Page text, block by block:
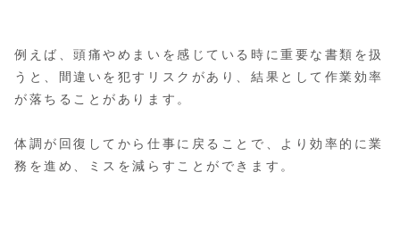
例えば、頭痛やめまいを感じている時に重要な書類を扱
うと、間違いを犯すリスクがあり、結果として作業効率
が落ちることがあります。
体調が回復してから仕事に戻ることで、より効率的に業
務を進め、ミスを減らすことができます。